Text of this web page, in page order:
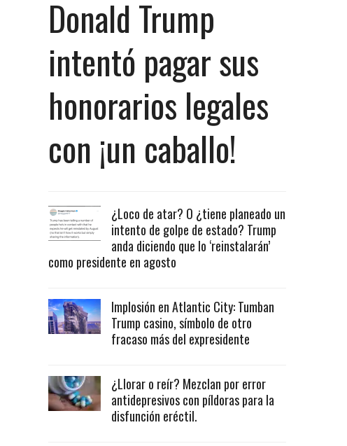
Donald Trump
intentó pagar sus
honorarios legales
con ¡un caballo!
¿Loco de atar? O ¿tiene planeado un
intento de golpe de estado? Trump
anda diciendo que lo ‘reinstalarán’
como presidente en agosto
Implosión en Atlantic City: Tumban
Trump casino, símbolo de otro
fracaso más del expresidente
¿Llorar o reír? Mezclan por error
antidepresivos con píldoras para la
disfunción eréctil.